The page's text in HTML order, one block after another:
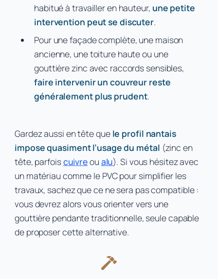
habitué à travailler en hauteur, une petite
intervention peut se discuter.
Pour une façade complète, une maison
ancienne, une toiture haute ou une
gouttière zinc avec raccords sensibles,
faire intervenir un couvreur reste
généralement plus prudent.
Gardez aussi en tête que le profil nantais
impose quasiment l’usage du métal (zinc en
tête, parfoiscuivreou alu). Si vous hésitez avec
un matériau comme le PVC pour simplifier les
travaux, sachez que ce ne sera pas compatible :
vous devrez alors vous orienter vers une
gouttière pendante traditionnelle, seule capable
de proposer cette alternative.